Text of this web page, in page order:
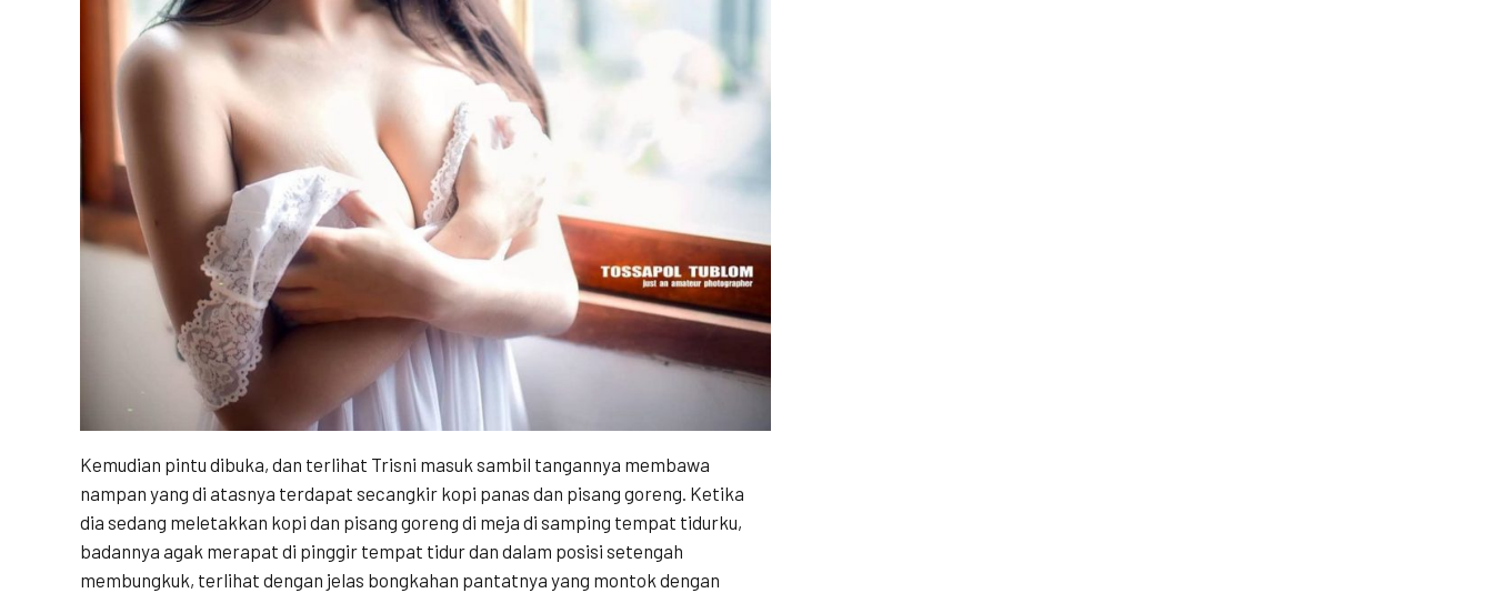
Kemudian pintu dibuka, dan terlihat Trisni masuk sambil tangannya membawa
nampan yang di atasnya terdapat secangkir kopi panas dan pisang goreng. Ketika
dia sedang meletakkan kopi dan pisang goreng di meja di samping tempat tidurku,
badannya agak merapat di pinggir tempat tidur dan dalam posisi setengah
membungkuk, terlihat dengan jelas bongkahan pantatnya yang montok dengan